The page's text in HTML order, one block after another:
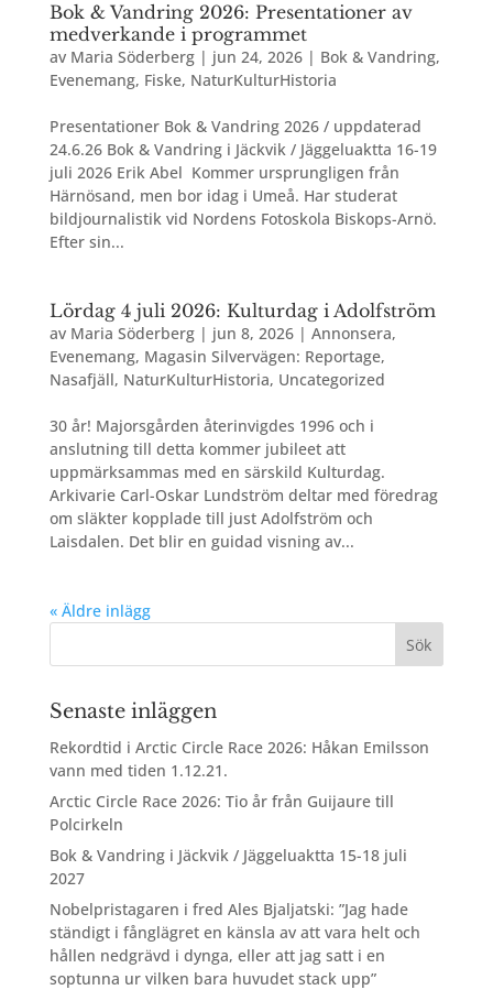
Bok & Vandring 2026: Presentationer av
medverkande i programmet
av Maria Söderberg| jun 24, 2026| Bok & Vandring,
Evenemang, Fiske, NaturKulturHistoria
Presentationer Bok & Vandring 2026 / uppdaterad
24.6.26 Bok & Vandring i Jäckvik / Jäggeluaktta 16-19
juli 2026 Erik Abel Kommer ursprungligen från
Härnösand, men bor idag i Umeå. Har studerat
bildjournalistik vid Nordens Fotoskola Biskops-Arnö.
Efter sin...
Lördag 4 juli 2026: Kulturdag i Adolfström
av Maria Söderberg| jun 8, 2026| Annonsera,
Evenemang, Magasin Silvervägen: Reportage,
Nasafjäll, NaturKulturHistoria, Uncategorized
30 år! Majorsgården återinvigdes 1996 och i
anslutning till detta kommer jubileet att
uppmärksammas med en särskild Kulturdag.
Arkivarie Carl-Oskar Lundström deltar med föredrag
om släkter kopplade till just Adolfström och
Laisdalen. Det blir en guidad visning av...
« Äldre inlägg
Senaste inläggen
Rekordtid i Arctic Circle Race 2026: Håkan Emilsson
vann med tiden 1.12.21.
Arctic Circle Race 2026: Tio år från Guijaure till
Polcirkeln
Bok & Vandring i Jäckvik / Jäggeluaktta 15-18 juli
2027
Nobelpristagaren i fred Ales Bjaljatski: ”Jag hade
ständigt i fånglägret en känsla av att vara helt och
hållen nedgrävd i dynga, eller att jag satt i en
soptunna ur vilken bara huvudet stack upp”